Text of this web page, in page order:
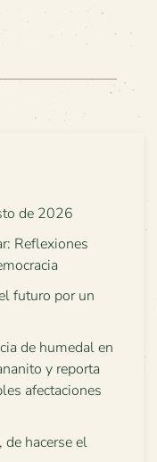
de 2026
Reflexiones
futuro por un
de humedal en
y reporta
afectaciones
hacerse el